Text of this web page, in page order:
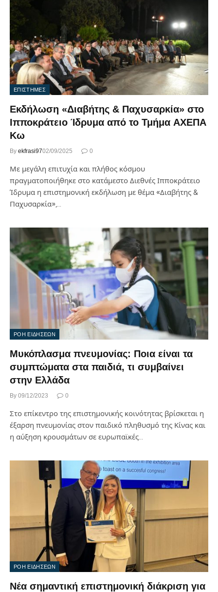
ΕΠΙΣΤΗΜΕΣ
Εκδήλωση «Διαβήτης & Παχυσαρκία» στο
Ιπποκράτειο Ίδρυμα από το Τμήμα ΑΧΕΠΑ
Κω
By ekfrasi9702/09/2025 0
Με μεγάλη επιτυχία και πλήθος κόσμου
πραγματοποιήθηκε στο κατάμεστο Διεθνές Ιπποκράτειο
Ίδρυμα η επιστημονική εκδήλωση με θέμα «Διαβήτης &
Παχυσαρκία»,…
ΡΟΗ ΕΙΔΗΣΕΩΝ
Μυκόπλασμα πνευμονίας: Ποια είναι τα
συμπτώματα στα παιδιά, τι συμβαίνει
στην Ελλάδα
By 09/12/2023 0
Στο επίκεντρο της επιστημονικής κοινότητας βρίσκεται η
έξαρση πνευμονίας στον παιδικό πληθυσμό της Κίνας και
η αύξηση κρουσμάτων σε ευρωπαϊκές…
ΡΟΗ ΕΙΔΗΣΕΩΝ
Νέα σημαντική επιστημονική διάκριση για